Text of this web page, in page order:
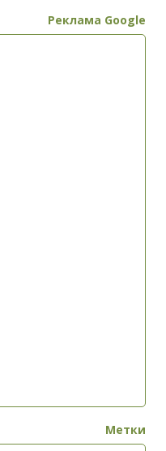
Реклама Google
Метки